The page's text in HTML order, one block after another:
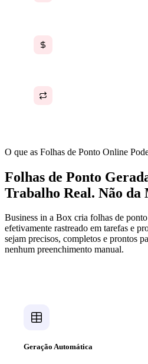
O que as Folhas de Ponto Online
Folhas de Ponto
Trabalho Real. Não da
Business in a Box cria folhas de
efetivamente rastreado em tarefas e
sejam precisos, completos e prontos
nenhum preenchimento manual.
Geração Automática